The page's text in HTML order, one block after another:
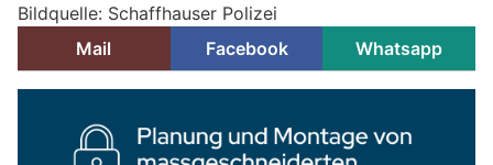
Bildquelle: Schaffhauser Polizei
Mail
Facebook Whatsapp